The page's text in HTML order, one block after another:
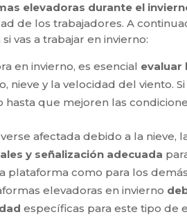
elevadoras durante el
de los trabajadores. A
vas a trabajar en invierno:
en invierno, es esencial evaluar
nieve y la velocidad del viento.
que mejoren las
afectada debido a la nieve,
y señalización adecuada
plataforma como para los
elevadoras en invierno
específicas para este tipo de